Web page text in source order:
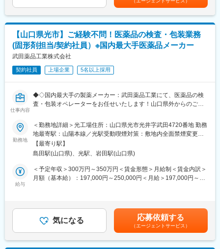
※将来的には人事等の知見を活かし、マネジメント業務も視野に成
長していただけることを期待します
■ご入社後の体制：
OJTを受けていただきながら、まずは会社に関する知見を深めて
いただきます。
■組織構成：
9名（グループ長：50代前半、課員：50代1名、40代1名、30代1
名、20代1名、パート：4名）
■働き方：
年間休日120日、残業10-15h/月とライフワークバランスを取りや
すい環境です！
フレックスタイム制度は、コアタイム無し。月内の繁忙にあわせ
また、業務との兼ね合いによりますが、月5日まで好きなタイミン
グで在宅勤務が可能です。
創業60年を超える老舗企業であり、積水化学工業の母体を持つ、
強固な事業基盤が強みです。
◇成長性
住インフラ業界を中心として多数の業界から引き合いをいただい
めた表記です。
【山口県光市】ご経験不問！医薬品の検査・包装業務
(固形剤担当/契約社員）※国内最大手医薬品メーカー
武田薬品工業株式会社
契約社員 上場企業 5名以上採用
仕事内容
◆◇国内最大手の製薬メーカー：武田薬品工業にて、医薬品の検
査・包装オペレーターをお任せいたします！山口県外からのご応
＼社会的にも期待が寄せられる、医薬品工場でのご経験・スキル
習得が叶います！／
◎国内トップクラスの製薬メーカー「武田薬品工業」
◎年間休日123日、借り上げ社宅制度等もあり福利厚生充実！
◎遠方から転居される方には、引越し費用負担や住宅補助あり◎
担当いただきます。クリーンルームでの作業を通じて、タケダ製
品の品質を守り、患者さんへ安全な医薬品を届ける重要な業務に
勤務地
＜勤務地詳細＞光工場住所：山口県光市光井字武田4720番地 勤務
地最寄駅：山陽本線／光駅受動喫煙対策：敷地内全面禁煙変更の
範囲：会社の定める事業所（リモートワーク含む）
【最寄り駅】
島田駅(山口県)、光駅、岩田駅(山口県)
給与
＜予定年収＞300万円～350万円＜賃金形態＞月給制＜賃金内訳＞
月額（基本給）：197,000円～250,000円＜月給＞197,000円～
る可能性があります。月給(月額)は固定手当を含めた表記です。
気になる 応募依頼する
（エージェントサービス）